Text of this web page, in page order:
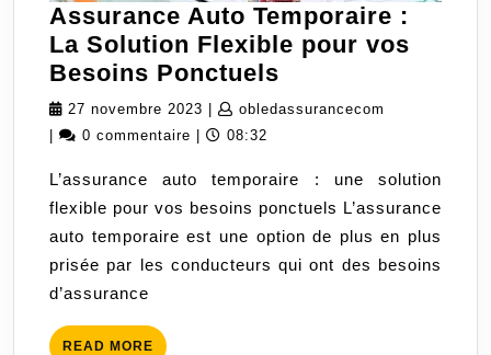
Assurance Auto Temporaire :
La Solution Flexible pour vos
Besoins Ponctuels
Auto
La
Solution
Flexible
pour
27 novembre 2023 27
novembre
| obledassurancecom
|
0 commentaire | 08:32
L’assurance auto temporaire : une solution
flexible pour vos besoins ponctuels L’assurance
auto temporaire est une option de plus en plus
prisée par les conducteurs qui ont des besoins
d’assurance
READ MORE READ